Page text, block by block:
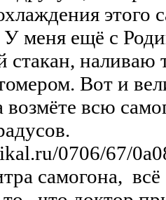
этого
У меня ещё с
стакан,
Вот и
возмёте всю
0706/67/
самогона,